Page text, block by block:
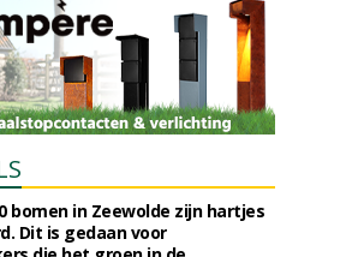
bomen in Zeewolde zijn hartjes
Dit is gedaan voor